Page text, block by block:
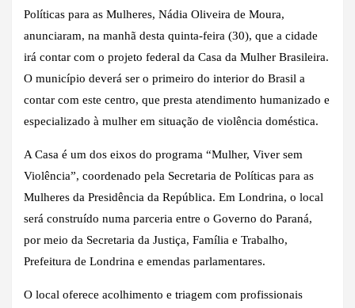
Políticas para as Mulheres, Nádia Oliveira de Moura,
anunciaram, na manhã desta quinta-feira (30), que a cidade
irá contar com o projeto federal da Casa da Mulher Brasileira.
O município deverá ser o primeiro do interior do Brasil a
contar com este centro, que presta atendimento humanizado e
especializado à mulher em situação de violência doméstica.
A Casa é um dos eixos do programa “Mulher, Viver sem
Violência”, coordenado pela Secretaria de Políticas para as
Mulheres da Presidência da República. Em Londrina, o local
será construído numa parceria entre o Governo do Paraná,
por meio da Secretaria da Justiça, Família e Trabalho,
Prefeitura de Londrina e emendas parlamentares.
O local oferece acolhimento e triagem com profissionais